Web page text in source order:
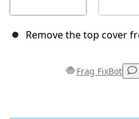
Remove the top cover
Frag FixBot